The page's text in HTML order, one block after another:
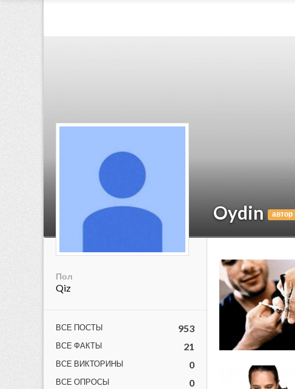
Oydin автор
Пол
Qiz
ВСЕ ПОСТЫ 953
ВСЕ ФАКТЫ 21
ВСЕ ВИКТОРИНЫ 0
ВСЕ ОПРОСЫ 0